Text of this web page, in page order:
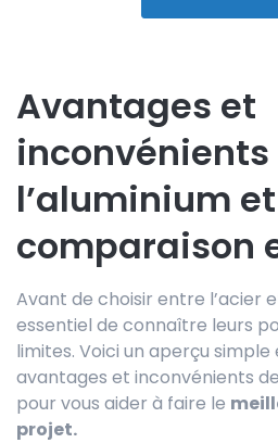
Avantages et
inconvénients
l’aluminium
comparaison
Avant de choisir entre l’acier
essentiel de connaître leurs
limites. Voici un aperçu
avantages et inconvénients
pour vous aider à faire le
projet.